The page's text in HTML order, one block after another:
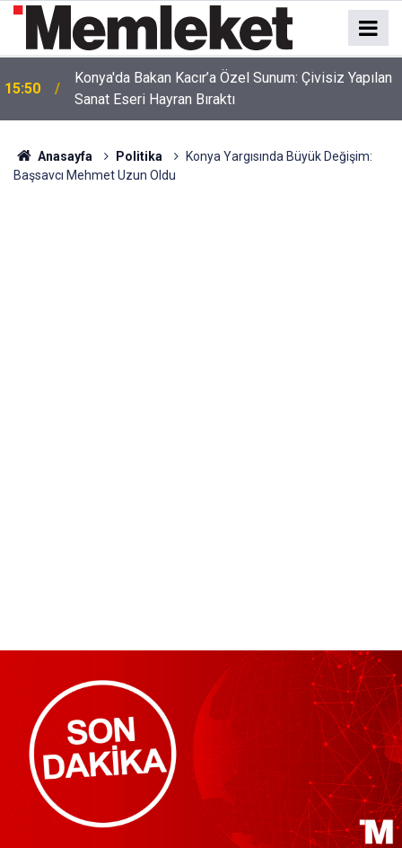
15:47
Srebrenitsa'dan Ramallah'a Uzanan Tarihi Yolculuk!
Başkan Kılca Mitinge Katıldı
Anasayfa Politika
Konya Yargısında Büyük Değişim:
Başsavcı Mehmet Uzun Oldu